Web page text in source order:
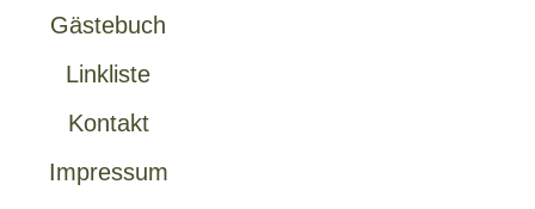
Gästebuch
Linkliste
Kontakt
Impressum